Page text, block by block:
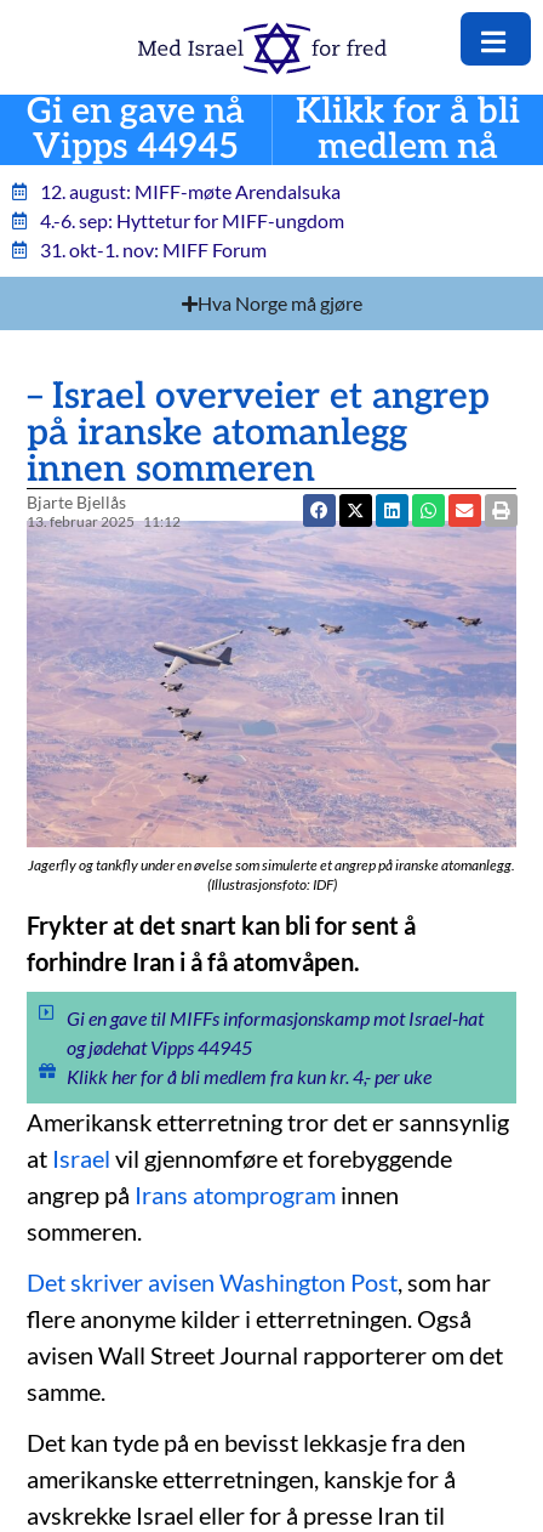
Gi en gave nå
Vipps 44945
Klikk for å bli
medlem nå
12. august: MIFF-møte Arendalsuka
4.-6. sep: Hyttetur for MIFF-ungdom
31. okt-1. nov: MIFF Forum
Hva Norge må gjøre
– Israel overveier et angrep
på iranske atomanlegg
innen sommeren
Bjarte Bjellås
13. februar 2025 11:12
Jagerfly og tankfly under en øvelse som simulerte et angrep på iranske atomanlegg.
(Illustrasjonsfoto: IDF)
Frykter at det snart kan bli for sent å
forhindre Iran i å få atomvåpen.
Gi en gave til MIFFs informasjonskamp mot Israel-hat
og jødehat Vipps 44945
Klikk her for å bli medlem fra kun kr. 4,- per uke
Amerikansk etterretning tror det er sannsynlig
at Israel vil gjennomføre et forebyggende
angrep på Irans atomprogram innen
sommeren.
Det skriver avisen Washington Post, som har
flere anonyme kilder i etterretningen. Også
avisen Wall Street Journal rapporterer om det
samme.
Det kan tyde på en bevisst lekkasje fra den
amerikanske etterretningen, kanskje for å
avskrekke Israel eller for å presse Iran til